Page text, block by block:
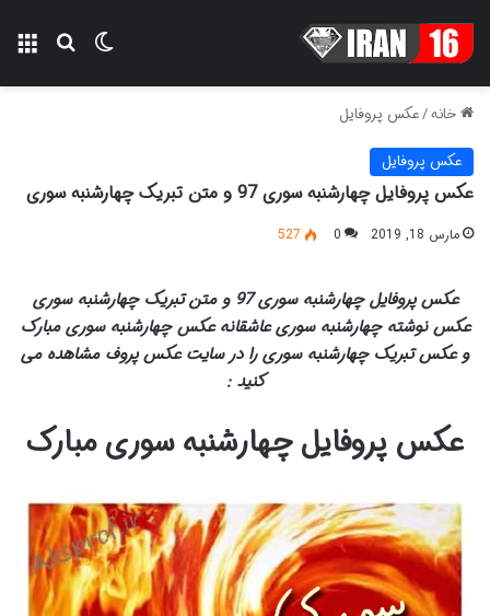
تغییر پوسته
خانه/عکس پروفایل
عکس پروفایل
عکس پروفایل چهارشنبه سوری 97 و متن تبریک چهارشنبه سوری
مارس 18, 2019 0
527
عکس پروفایل چهارشنبه سوری 97 و متن تبریک چهارشنبه سوری
عکس نوشته چهارشنبه سوری عاشقانه عکس چهارشنبه سوری مبارک
و عکس تبریک چهارشنبه سوری را در سایت عکس پروف مشاهده می
کنید :
عکس پروفایل چهارشنبه سوری مبارک